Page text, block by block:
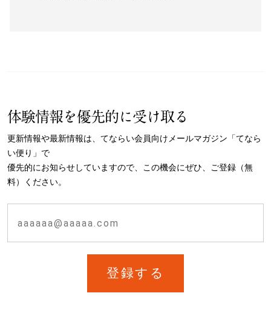
体験情報を優先的に受け取る
更新情報や最新情報は、てならい会員向けメールマガジン「てなら
い便り」で
優先的にお知らせしていますので、この機会にぜひ、ご登録（無
料）ください。
登録する